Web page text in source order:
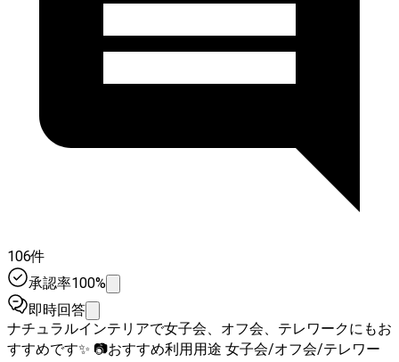
106件
承認率100%
即時回答
ナチュラルインテリアで女子会、オフ会、テレワークにもお
すすめです✨ 📷おすすめ利用用途 女子会/オフ会/テレワー